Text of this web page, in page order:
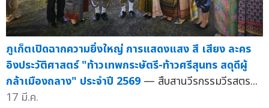
ภูเก็ตเปิดฉากความยิ่งใหญ่ การแสดงแสง สี เสียง ละคร
อิงประวัติศาสตร์ "ท้าวเทพกระษัตรี-ท้าวศรีสุนทร สดุดีผู้
กล้าเมืองถลาง" ประจำปี 2569 — สืบสานวีรกรรมวีรสตร...
17 มี.ค.